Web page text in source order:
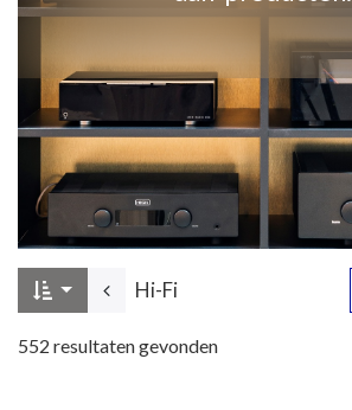
Hi-Fi
552 resultaten gevonden